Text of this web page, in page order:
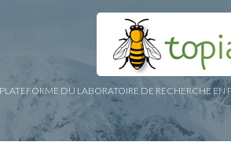
PLATEFORME DU LABORATOIRE DE RECHERCHE EN